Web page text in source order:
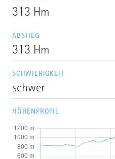
313 Hm
ABSTIEG
313 Hm
SCHWIERIGKEIT
schwer
HÖHENPROFIL